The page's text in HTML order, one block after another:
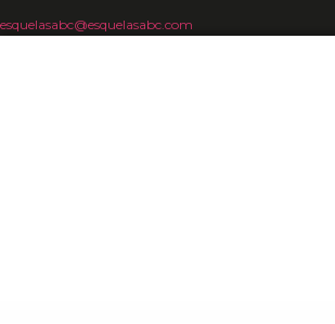
esquelasabc@esquelasabc.com